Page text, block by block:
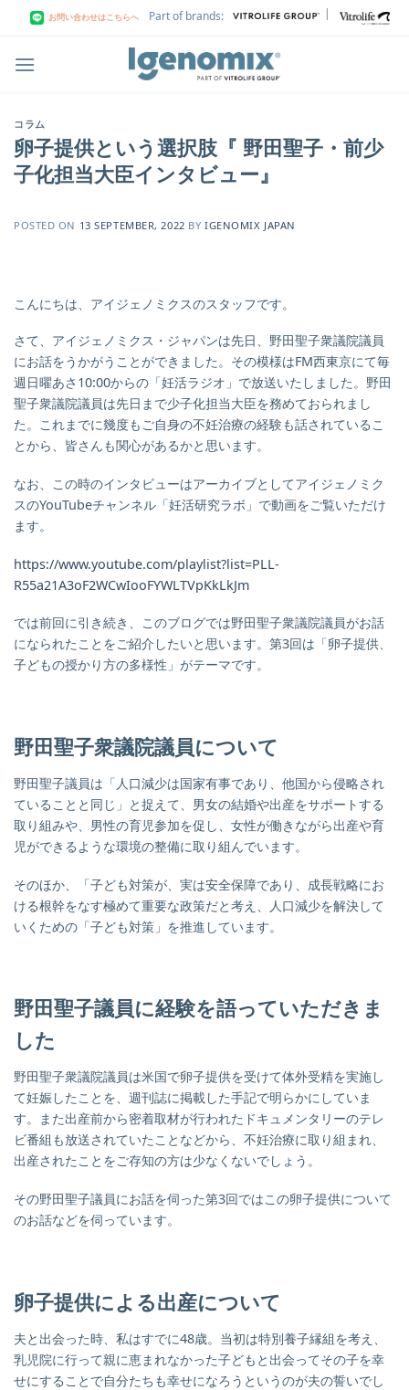
お問い合わせはこちらへ Part of brands: |
コラム
卵子提供という選択肢『 野田聖子・前少
子化担当大臣インタビュー』
POSTED ON 13 SEPTEMBER, 2022 BY IGENOMIX JAPAN
こんにちは、アイジェノミクスのスタッフです。
さて、アイジェノミクス・ジャパンは先日、野田聖子衆議院議員
にお話をうかがうことができました。その模様はFM西東京にて毎
週日曜あさ10:00からの「妊活ラジオ」で放送いたしました。 野田
聖子衆議院議員は先日まで少子化担当大臣を務めておられまし
た。これまでに幾度もご自身の不妊治療の経験も話されているこ
とから、皆さんも関心があるかと思います。
なお、この時のインタビューはアーカイブとしてアイジェノミク
スのYouTubeチャンネル「妊活研究ラボ」で動画をご覧いただけ
ます。
https://www.youtube.com/playlist?list=PLL-
R55a21A3oF2WCwIooFYWLTVpKkLkJm
では前回に引き続き、このブログでは野田聖子衆議院議員がお話
になられたことをご紹介したいと思います。第3回は「卵子提供、
子どもの授かり方の多様性」がテーマです。
野田聖子衆議院議員について
野田聖子議員は「人口減少は国家有事であり、他国から侵略され
ていることと同じ」と捉えて、男女の結婚や出産をサポートする
取り組みや、男性の育児参加を促し、女性が働きながら出産や育
児ができるような環境の整備に取り組んでいます。
そのほか、「子ども対策が、実は安全保障であり、成長戦略にお
ける根幹をなす極めて重要な政策だと考え、人口減少を解決して
いくための「子ども対策」を推進しています。
野田聖子議員に経験を語っていただきま
した
野田聖子衆議院議員は米国で卵子提供を受けて体外受精を実施し
て妊娠したことを、週刊誌に掲載した手記で明らかにしていま
す。 また出産前から密着取材が行われたドキュメンタリーのテレ
ビ番組も放送されていたことなどから、不妊治療に取り組まれ、
出産されたことをご存知の方は少なくないでしょう。
その野田聖子議員にお話を伺った第3回ではこの卵子提供について
のお話などを伺っています。
卵子提供による出産について
夫と出会った時、私はすでに48歳。当初は特別養子縁組を考え、
乳児院に行って親に恵まれなかった子どもと出会ってその子を幸
せにすることで自分たちも幸せになろうというのが夫の誓いでし